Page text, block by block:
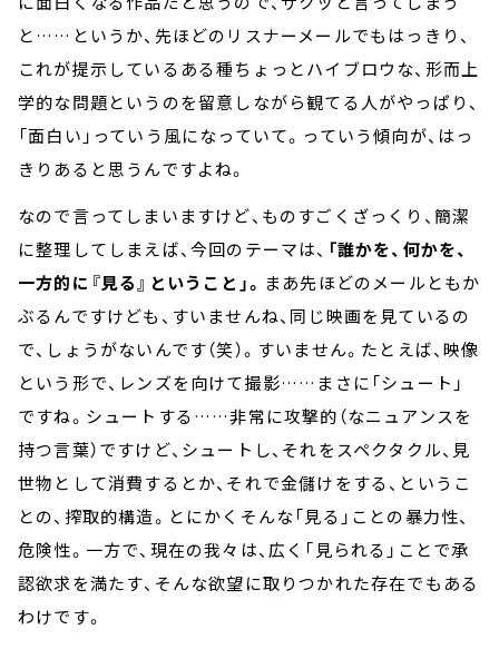
と……というか、先ほどのリスナーメールでもはっきり、
これが提示しているある種ちょっとハイブロウな、形而上
学的な問題というのを留意しながら観てる人がやっぱり、
「面白い」っていう風になっていて。っていう傾向が、はっ
きりあると思うんですよね。
なので言ってしまいますけど、ものすごくざっくり、簡潔
に整理してしまえば、今回のテーマは、 「誰かを、何かを、
一方的に『見る』ということ」。 まあ先ほどのメールともか
ぶるんですけども、すいませんね、同じ映画を見ているの
で、しょうがないんです（笑）。すいません。たとえば、映像
という形で、レンズを向けて撮影……まさに「シュート」
ですね。シュートする……非常に攻撃的（なニュアンスを
持つ言葉）ですけど、シュートし、それをスペクタクル、見
世物として消費するとか、それで金儲けをする、というこ
との、搾取的構造。とにかくそんな「見る」ことの暴力性、
危険性。一方で、現在の我々は、広く「見られる」ことで承
認欲求を満たす、そんな欲望に取りつかれた存在でもある
わけです。